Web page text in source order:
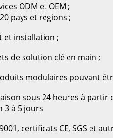
ODM et OEM ;
pays et régions ;
et installation ;
de solution clé en main ;
modulaires pouvant
sous 24 heures à
3 à 5 jours
certificats CE, SGS et